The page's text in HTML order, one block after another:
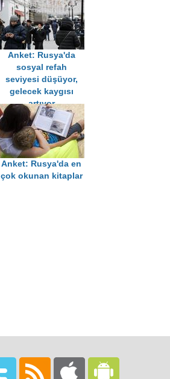
Anket: Rusya'da
sosyal refah
seviyesi düşüyor,
gelecek kaygısı
artıyor
Anket: Rusya'da en
çok okunan kitaplar